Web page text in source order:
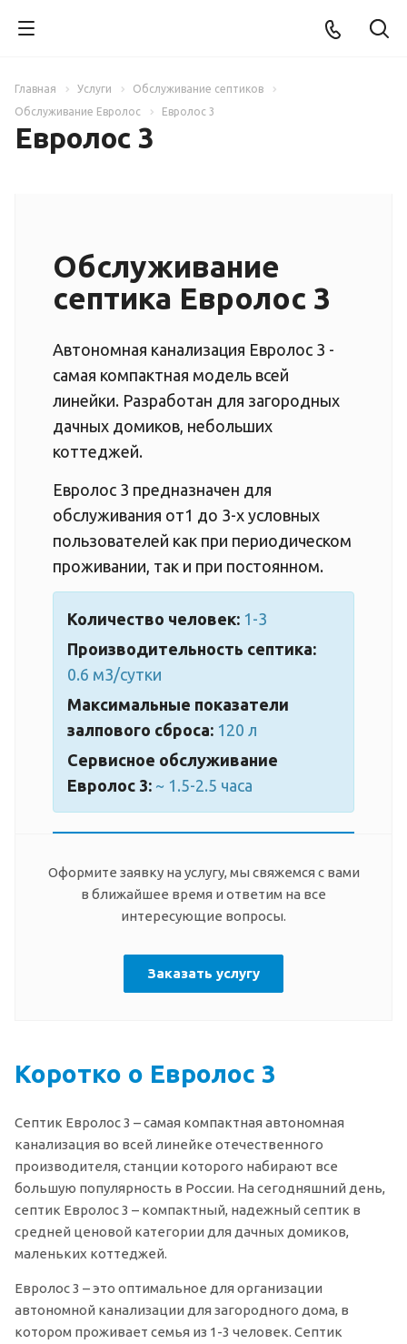
Главная Услуги
Обслуживание септиков
Обслуживание Евролос
Евролос 3
Евролос 3
Обслуживание
септика Евролос 3
Автономная канализация Евролос 3 -
самая компактная модель всей
линейки. Разработан для загородных
дачных домиков, небольших
коттеджей.
Евролос 3 предназначен для
обслуживания от1 до 3-х условных
пользователей как при периодическом
проживании, так и при постоянном.
Количество человек: 1-3
Производительность септика:
0.6 м3/сутки
Максимальные показатели
залпового сброса: 120 л
Сервисное обслуживание
Евролос 3: ~ 1.5-2.5 часа
Оформите заявку на услугу, мы свяжемся с вами
в ближайшее время и ответим на все
интересующие вопросы.
Заказать услугу
Коротко о Евролос 3
Септик Евролос 3 – самая компактная автономная
канализация во всей линейке отечественного
производителя, станции которого набирают все
большую популярность в России. На сегодняшний день,
септик Евролос 3 – компактный, надежный септик в
средней ценовой категории для дачных домиков,
маленьких коттеджей.
Евролос 3 – это оптимальное для организации
автономной канализации для загородного дома, в
котором проживает семья из 1-3 человек. Септик